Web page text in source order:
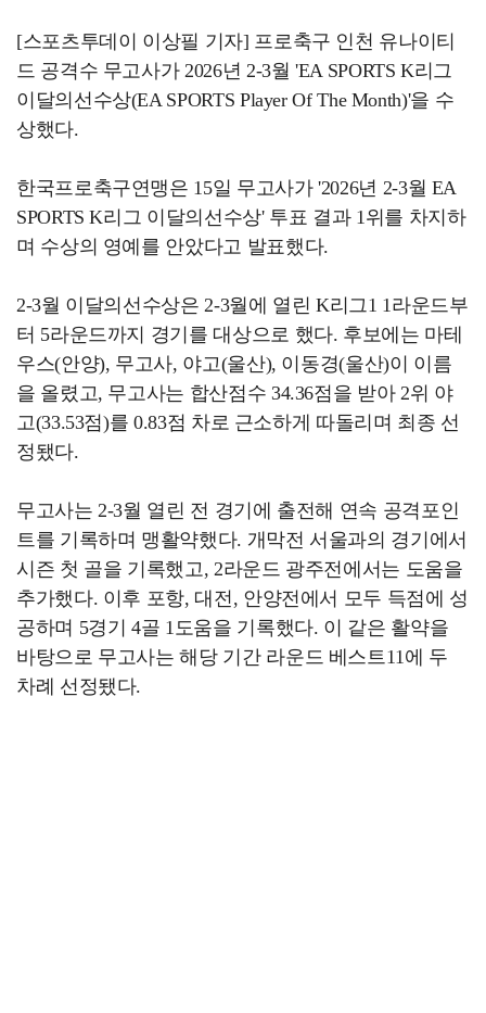
[스포츠투데이 이상필 기자] 프로축구 인천 유나이티
드 공격수 무고사가 2026년 2-3월 'EA SPORTS K리그
이달의선수상(EA SPORTS Player Of The Month)'을 수
상했다.
한국프로축구연맹은 15일 무고사가 '2026년 2-3월 EA
SPORTS K리그 이달의선수상' 투표 결과 1위를 차지하
며 수상의 영예를 안았다고 발표했다.
2-3월 이달의선수상은 2-3월에 열린 K리그1 1라운드부
터 5라운드까지 경기를 대상으로 했다. 후보에는 마테
우스(안양), 무고사, 야고(울산), 이동경(울산)이 이름
을 올렸고, 무고사는 합산점수 34.36점을 받아 2위 야
고(33.53점)를 0.83점 차로 근소하게 따돌리며 최종 선
정됐다.
무고사는 2-3월 열린 전 경기에 출전해 연속 공격포인
트를 기록하며 맹활약했다. 개막전 서울과의 경기에서
시즌 첫 골을 기록했고, 2라운드 광주전에서는 도움을
추가했다. 이후 포항, 대전, 안양전에서 모두 득점에 성
공하며 5경기 4골 1도움을 기록했다. 이 같은 활약을
바탕으로 무고사는 해당 기간 라운드 베스트11에 두
차례 선정됐다.